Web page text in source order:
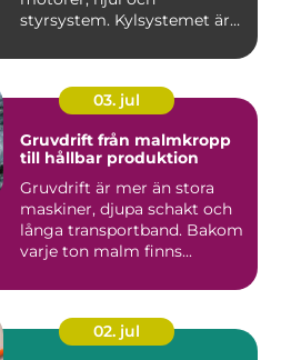
styrsystem. Kylsystemet är
03. jul
Gruvdrift från malmkropp
till hållbar produktion
Gruvdrift är mer än stora
maskiner, djupa schakt och
långa transportband. Bakom
varje ton malm finns...
02. jul